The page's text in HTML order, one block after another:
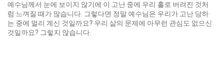
예수님께서 눈에 보이지 않기에 이 고난 중에 우리 홀로 버려진 것처
럼 느껴질 때가 많습니다. 그렇다면 정말 예수님은 우리가 고난 당하
는 중에 멀리 계신 것일까요? 우리 삶의 문제에 아무런 관심도 없으신
것일까요? 그렇지 않습니다.